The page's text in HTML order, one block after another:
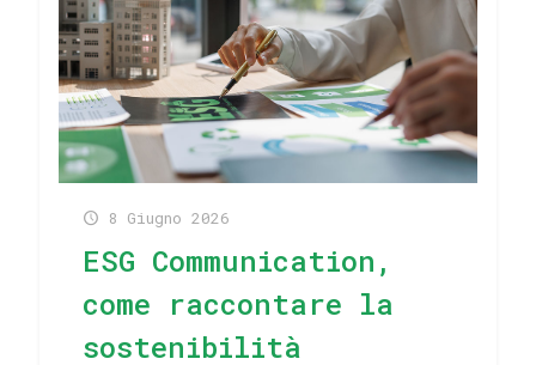
8 Giugno 2026
ESG Communication,
come raccontare la
sostenibilità